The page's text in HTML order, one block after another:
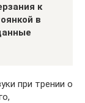
к
в
при трении о